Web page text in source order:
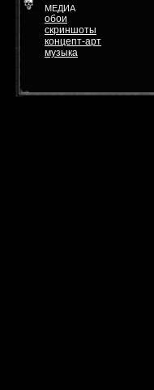
МЕДИА
обои
скриншоты
концепт-арт
музыка